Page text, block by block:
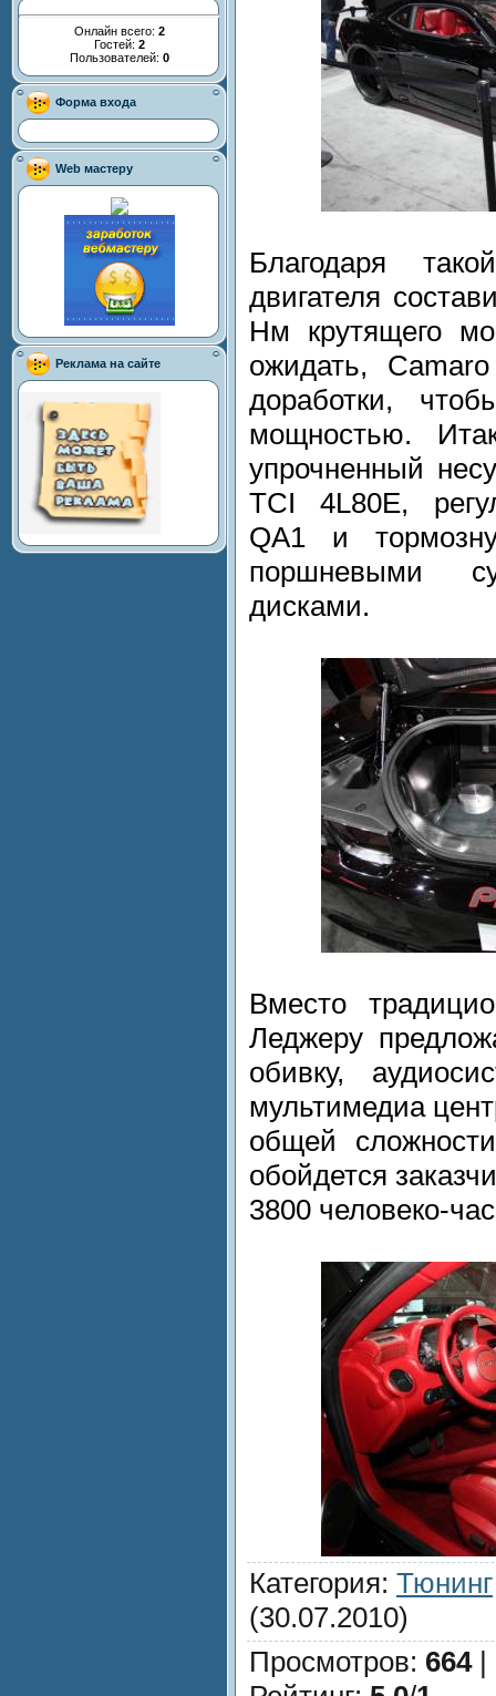
Онлайн всего: 2
Гостей: 2
Пользователей: 0
Форма входа
Web мастеру
Реклама на сайте
Благодаря
двигателя
Нм крутящего
ожидать,
доработки,
мощностью.
упрочненный
TCI 4L80E,
QA1 и
поршневыми
дисками.
Вместо
Леджеру
обивку,
мультимедиа
общей
обойдется
3800 человеко-
Категория: Тюнинг
(30.07.2010)
Просмотров: 664|